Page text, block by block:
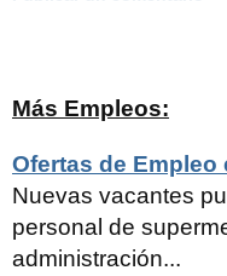
Más Empleos:
Ofertas de Empleo
Nuevas vacantes
personal de
administración...